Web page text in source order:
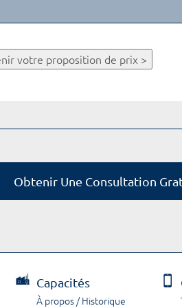
votre proposition de prix >
Obtenir Une Consultation
Capacités
À propos / Historique